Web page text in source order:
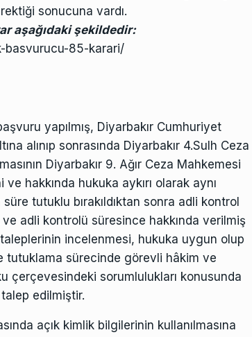
sonucuna vardı.
aşağıdaki şekildedir:
basvurucu-85-karari/
yapılmış, Diyarbakır Cumhuriyet
alınıp sonrasında Diyarbakır 4.Sulh Ceza
Diyarbakır 9. Ağır Ceza Mahkemesi
hakkında hukuka aykırı olarak aynı
tutuklu bırakıldıktan sonra adli kontrol
adli kontrolü süresince hakkında verilmiş
incelenmesi, hukuka uygun olup
tutuklama sürecinde görevli hâkim ve
çerçevesindeki sorumlulukları konusunda
edilmiştir.
açık kimlik bilgilerinin kullanılmasına